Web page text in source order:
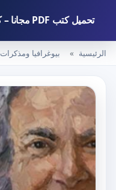
تحميل كتب PDF مجانا – كتب كو
الرئيسية بيوغرافيا ومذكرات